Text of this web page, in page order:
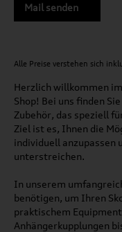
Mail senden
Alle Preise verstehen sich
Herzlich willkommen
Shop! Bei uns finden
Zubehör, das speziell
Ziel ist es, Ihnen die
individuell anzupassen
unterstreichen.
In unserem
benötigen, um Ihren
praktischem
Anhängerkupplungen